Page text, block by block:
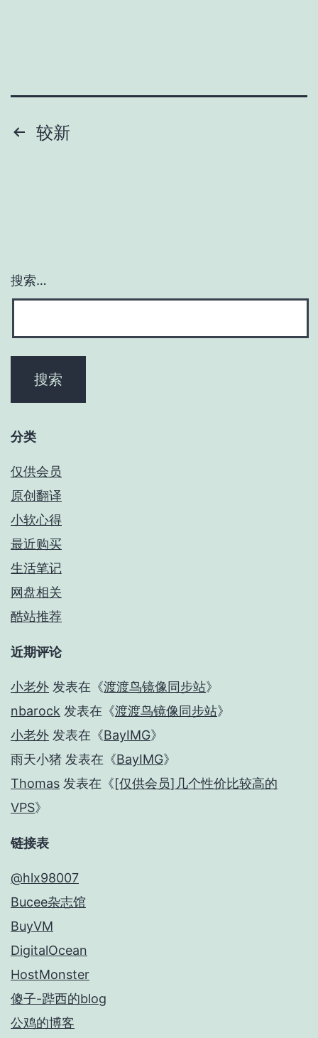
文 较新
搜索…
分类
仅供会员
原创翻译
小软心得
最近购买
生活笔记
网盘相关
酷站推荐
近期评论
小老外 发表在《渡渡鸟镜像同步站》
nbarock 发表在《渡渡鸟镜像同步站》
小老外 发表在《BayIMG》
雨天小猪 发表在《BayIMG》
Thomas 发表在《[仅供会员]几个性价比较高的
VPS》
链接表
@hlx98007
Bucee杂志馆
BuyVM
DigitalOcean
HostMonster
傻子-跸西的blog
公鸡的博客